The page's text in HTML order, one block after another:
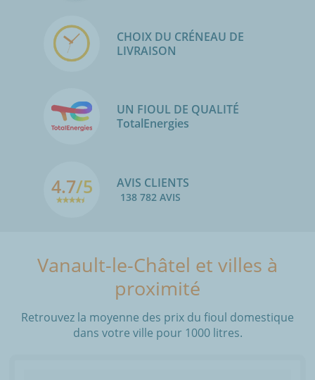
CHOIX DU CRÉNEAU DE
LIVRAISON
UN FIOUL DE QUALITÉ
TotalEnergies
4.7/5 AVIS CLIENTS
138 782 AVIS
Vanault-le-Châtel et villes à
proximité
Retrouvez la moyenne des prix du fioul domestique
dans votre ville pour 1000 litres.